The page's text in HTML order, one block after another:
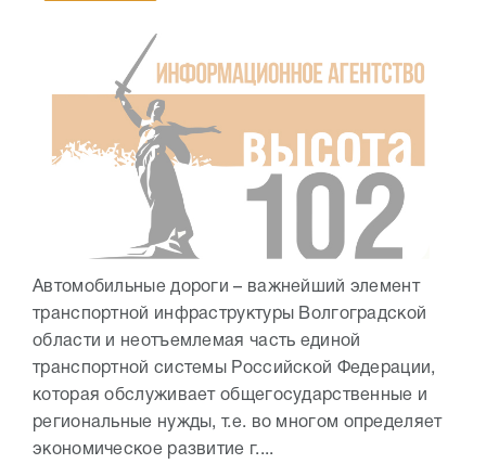
Автомобильные дороги – важнейший элемент
транспортной инфраструктуры Волгоградской
области и неотъемлемая часть единой
транспортной системы Российской Федерации,
которая обслуживает общегосударственные и
региональные нужды, т.е. во многом определяет
экономическое развитие г....